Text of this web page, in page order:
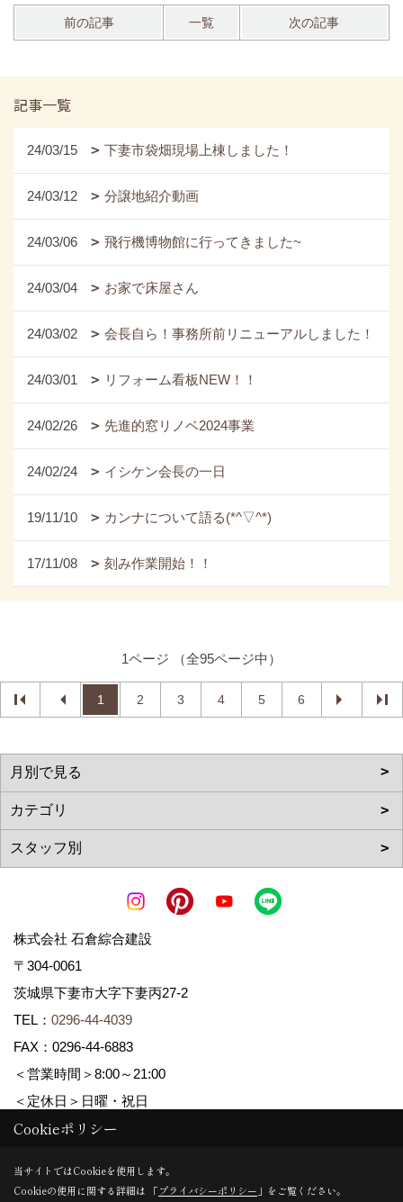
前の記事 一覧 次の記事
記事一覧
24/03/15 下妻市袋畑現場上棟しました！
24/03/12 分譲地紹介動画
24/03/06 飛行機博物館に行ってきました~
24/03/04 お家で床屋さん
24/03/02 会長自ら！事務所前リニューアルしました！
24/03/01 リフォーム看板NEW！！
24/02/26 先進的窓リノベ2024事業
24/02/24 イシケン会長の一日
19/11/10 カンナについて語る(*^▽^*)
17/11/08 刻み作業開始！！
1ページ （全95ページ中）
1 2 3 4 5 6
株式会社 石倉綜合建設
〒304-0061
茨城県下妻市大字下妻丙27-2
TEL： 0296-44-4039
FAX：0296-44-6883
＜営業時間＞8:00～21:00
＜定休日＞日曜・祝日
Copyright (c) ISIKURA-SOGOKENSETSU. All Rights Reserved.
Produced byゴデスクリエイト
Cookieポリシー
当サイトではCookieを使用します。
Cookieの使用に関する詳細は 「プライバシーポリシー 」をご覧ください。